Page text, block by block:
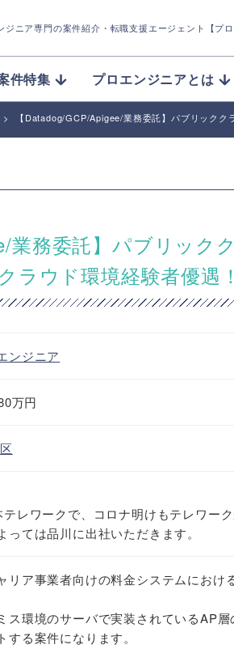
ジニア専門の案件紹介 ・転職支援エージェント【プロ
件特集 プロエンジニアとは
> 【Datadog/GCP/Apigee/業務委託】パブリック
業務委託】パブリック
ウド環境経験者優遇
ンジニア
万円
レワークで、コロナ明けもテレワーク
ては品川に出社いただきます。
リア事業者向けの料金システムにお
ス環境のサーバで実装されているAP
する案件になります。